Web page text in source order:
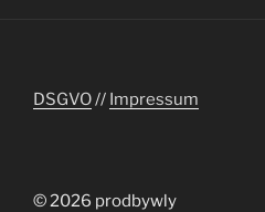
DSGVO// Impressum
© 2026 prodbywly